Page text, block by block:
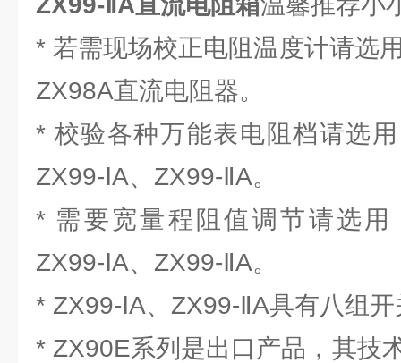
* 若需现场校正电阻温度计请选
ZX98A直流电阻器。
* 校验各种万能表电阻档请选
ZX99-ⅠA、ZX99-ⅡA。
* 需要宽量程阻值调节请选用
ZX99-ⅠA、ZX99-ⅡA。
* ZX99-ⅠA、ZX99-ⅡA具有八组
* ZX90E系列是出口产品，其技